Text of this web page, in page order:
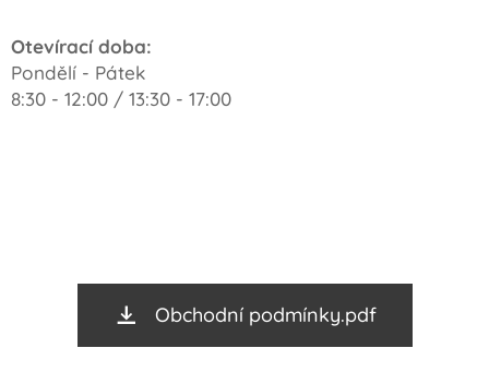
Otevírací doba:
Pondělí - Pátek
8:30 - 12:00 / 13:30 - 17:00
Obchodní podmínky.pdf